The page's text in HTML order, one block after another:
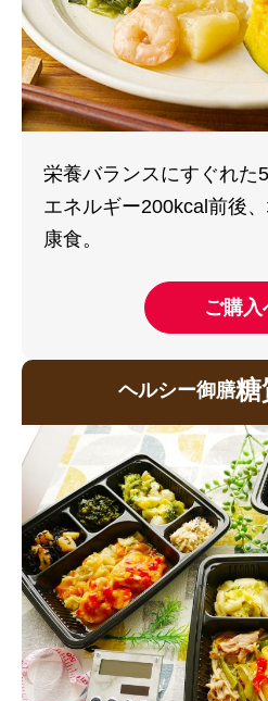
栄養バランスにすぐれた
エネルギー200kcal前後
康食。
ご購入
ヘルシー御膳糖